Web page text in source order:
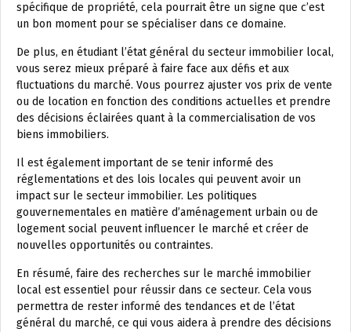
spécifique de propriété, cela pourrait être un signe que c’est
un bon moment pour se spécialiser dans ce domaine.
De plus, en étudiant l’état général du secteur immobilier local,
vous serez mieux préparé à faire face aux défis et aux
fluctuations du marché. Vous pourrez ajuster vos prix de vente
ou de location en fonction des conditions actuelles et prendre
des décisions éclairées quant à la commercialisation de vos
biens immobiliers.
Il est également important de se tenir informé des
réglementations et des lois locales qui peuvent avoir un
impact sur le secteur immobilier. Les politiques
gouvernementales en matière d’aménagement urbain ou de
logement social peuvent influencer le marché et créer de
nouvelles opportunités ou contraintes.
En résumé, faire des recherches sur le marché immobilier
local est essentiel pour réussir dans ce secteur. Cela vous
permettra de rester informé des tendances et de l’état
général du marché, ce qui vous aidera à prendre des décisions